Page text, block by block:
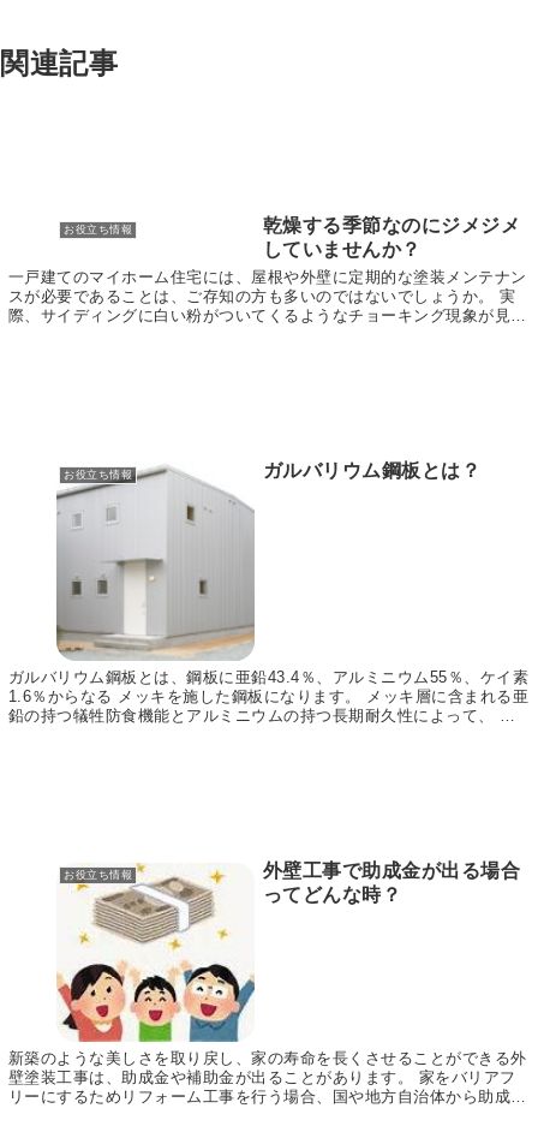
関連記事
お役立ち情報
乾燥する季節なのにジメジメ
していませんか？
一戸建てのマイホーム住宅には、屋根や外壁に定期的な塗装メンテナン
スが必要であることは、ご存知の方も多いのではないでしょうか。 実
際、サイディングに白い粉がついてくるようなチョーキング現象が見ら
お役立ち情報 ガルバリウム鋼板とは？
ガルバリウム鋼板とは、鋼板に亜鉛43.4％、アルミニウム55％、ケイ素
1.6％からなる メッキを施した鋼板になります。 メッキ層に含まれる亜
鉛の持つ犠牲防食機能とアルミニウムの持つ長期耐久性によって、 金
お役立ち情報
外壁工事で助成金が出る場合
ってどんな時？
新築のような美しさを取り戻し、家の寿命を長くさせることができる外
壁塗装工事は、助成金や補助金が出ることがあります。 家をバリアフ
リーにするためリフォーム工事を行う場合、国や地方自治体から助成金